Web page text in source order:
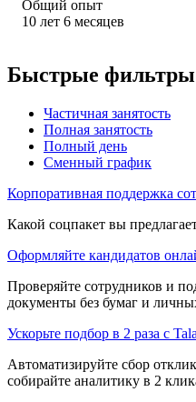
Общий опыт
10 лет 6 месяцев
Быстрые фильтры
Частичная занятость
Полная занятость
Полный день
Сменный график
Корпоративная поддержка
Какой соцпакет вы
Оформляйте кандидатов
Проверяйте сотрудников и
документы без бумаг и
Ускорьте подбор в 2 раза с
Автоматизируйте сбор
собирайте аналитику в 2